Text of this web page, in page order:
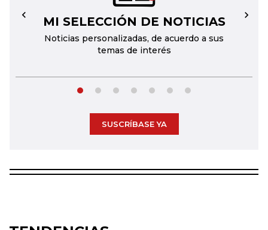
MI SELECCIÓN DE NOTICIAS
Noticias personalizadas, de acuerdo a sus
temas de interés
← →
SUSCRÍBASE YA